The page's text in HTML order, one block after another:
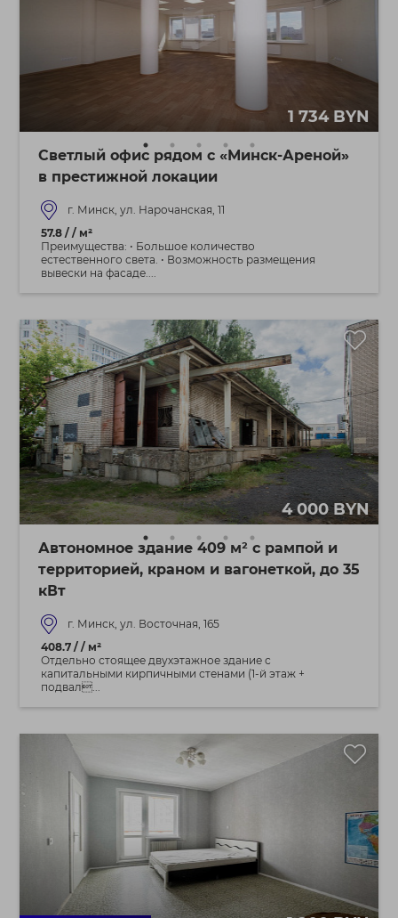
1 734 BYN
Светлый офис рядом с «Минск-Ареной»
в престижной локации
г. Минск, ул. Нарочанская, 11
57.8 / / м²
Преимущества: • Большое количество
естественного света. • Возможность размещения
вывески на фасаде....
4 000 BYN
Автономное здание 409 м² с рампой и
территорией, краном и вагонеткой, до 35
кВт
г. Минск, ул. Восточная, 165
408.7 / / м²
Отдельно стоящее двухэтажное здание с
капитальными кирпичными стенами (1-й этаж +
подвал...